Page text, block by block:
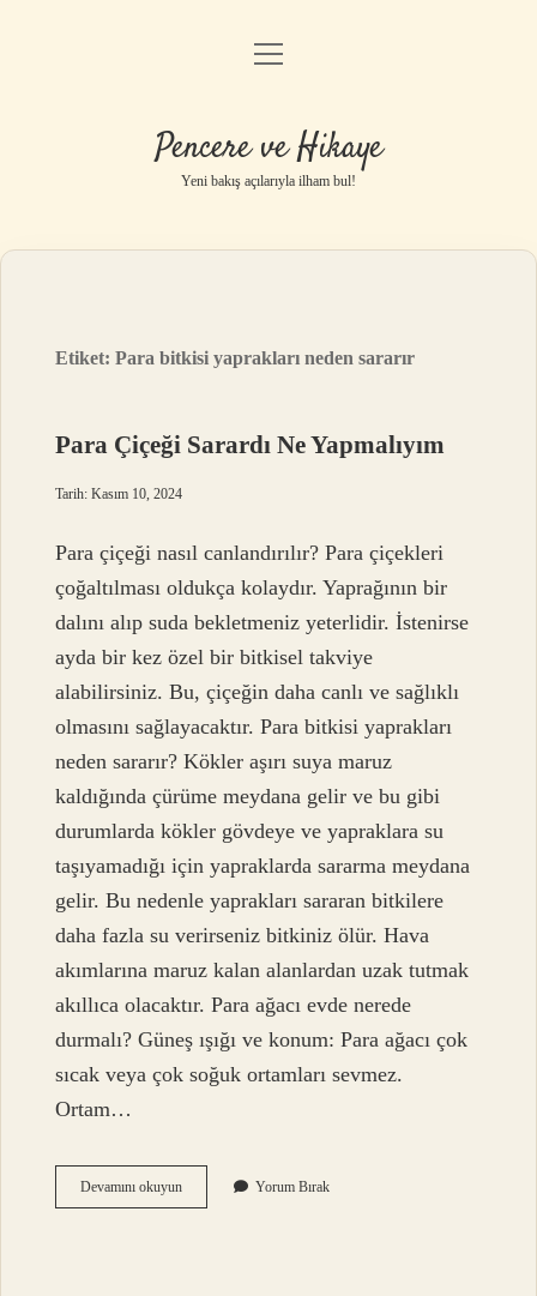
Anasayfa
Yasal Uyarı
menüyü
Pencere ve Hikaye
Yeni bakış açılarıyla ilham bul!
Etiket:Para bitkisi yaprakları neden sararır
Para Çiçeği Sarardı Ne Yapmalıyım
Tarih: Kasım 10, 2024
Para çiçeği nasıl canlandırılır? Para çiçekleri
çoğaltılması oldukça kolaydır. Yaprağının bir
dalını alıp suda bekletmeniz yeterlidir. İstenirse
ayda bir kez özel bir bitkisel takviye
alabilirsiniz. Bu, çiçeğin daha canlı ve sağlıklı
olmasını sağlayacaktır. Para bitkisi yaprakları
neden sararır? Kökler aşırı suya maruz
kaldığında çürüme meydana gelir ve bu gibi
durumlarda kökler gövdeye ve yapraklara su
taşıyamadığı için yapraklarda sararma meydana
gelir. Bu nedenle yaprakları sararan bitkilere
daha fazla su verirseniz bitkiniz ölür. Hava
akımlarına maruz kalan alanlardan uzak tutmak
akıllıca olacaktır. Para ağacı evde nerede
durmalı? Güneş ışığı ve konum: Para ağacı çok
sıcak veya çok soğuk ortamları sevmez.
Ortam…
Devamını okuyunPara
Çiçeği
Yorum Bırak